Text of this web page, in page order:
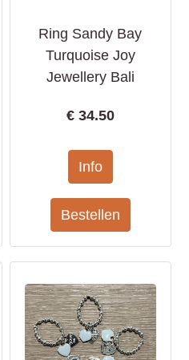
Ring Sandy Bay
Turquoise Joy
Jewellery Bali
€ 34.50